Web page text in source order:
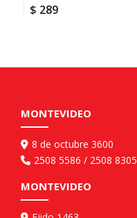
$ 289
MONTEVIDEO
8 de octubre 3600
2508 5586 / 2508 8305
MONTEVIDEO